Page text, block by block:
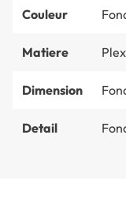
Couleur
Matiere
Dimension
Detail